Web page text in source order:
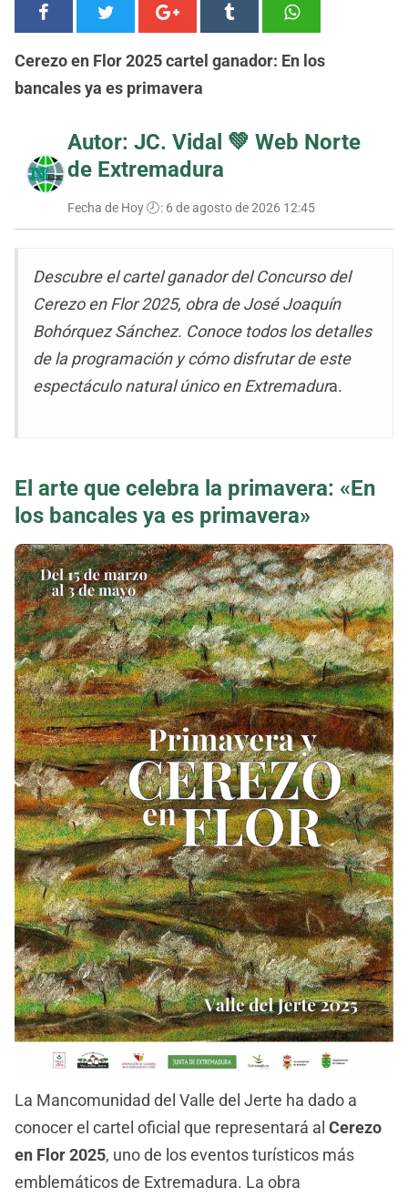
Cerezo en Flor 2025 cartel ganador: En los
bancales ya es primavera
Autor: JC. Vidal 💚 Web Norte
de Extremadura
Fecha de Hoy 🕗: 6 de agosto de 2026 12:45
Descubre el cartel ganador del Concurso del
Cerezo en Flor 2025, obra de José Joaquín
Bohórquez Sánchez. Conoce todos los detalles
de la programación y cómo disfrutar de este
espectáculo natural único en Extremadura.
El arte que celebra la primavera: «En
los bancales ya es primavera»
La Mancomunidad del Valle del Jerte ha dado a
conocer el cartel oficial que representará al Cerezo
en Flor 2025, uno de los eventos turísticos más
emblemáticos de Extremadura. La obra